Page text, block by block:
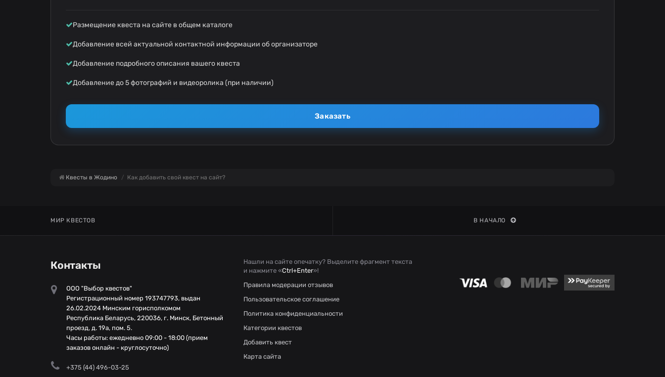
Размещение квеста на сайте в общем каталоге
Добавление всей актуальной контактной информации об организаторе
Добавление подробного описания вашего квеста
Добавление до 5 фотографий и видеоролика (при наличии)
Заказать
Квесты в Жодино Как добавить свой квест на сайт?
МИР КВЕСТОВ В НАЧАЛО
Контакты
ООО "Выбор квестов"
Регистрационный номер 193747793, выдан
26.02.2024 Минским горисполкомом
Республика Беларусь, 220036, г. Минск, Бетонный
проезд, д. 19а, пом. 5.
Часы работы: ежедневно 09:00 - 18:00 (прием
заказов онлайн - круглосуточно)
+375 (44) 496-03-25
Нашли на сайте опечатку? Выделите фрагмент текста
и нажмите «Ctrl+Enter»!
Правила модерации отзывов
Пользовательское соглашение
Политика конфиденциальности
Категории квестов
Добавить квест
Карта сайта